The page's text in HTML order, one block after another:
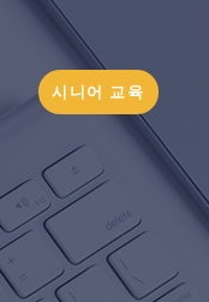
시니어 교육